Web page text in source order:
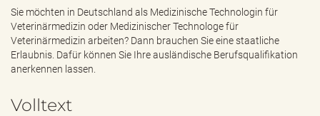
Sie möchten in Deutschland als Medizinische Technologin für
Veterinärmedizin oder Medizinischer Technologe für
Veterinärmedizin arbeiten? Dann brauchen Sie eine staatliche
Erlaubnis. Dafür können Sie Ihre ausländische Berufsqualifikation
anerkennen lassen.
Volltext